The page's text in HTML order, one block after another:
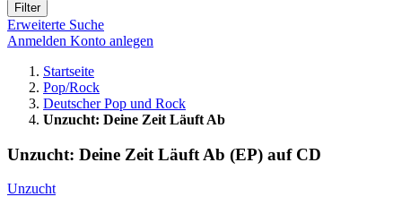
Filter
Erweiterte Suche
Anmelden Konto anlegen
Startseite
Pop/Rock
Deutscher Pop und Rock
Unzucht: Deine Zeit Läuft Ab
Unzucht: Deine Zeit Läuft Ab (EP) auf CD
Unzucht